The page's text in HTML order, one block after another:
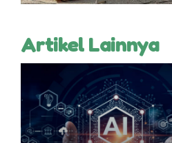
Artikel Lainnya